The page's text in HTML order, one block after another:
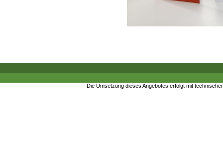
Die Umsetzung dieses Angebotes erfolgt mit